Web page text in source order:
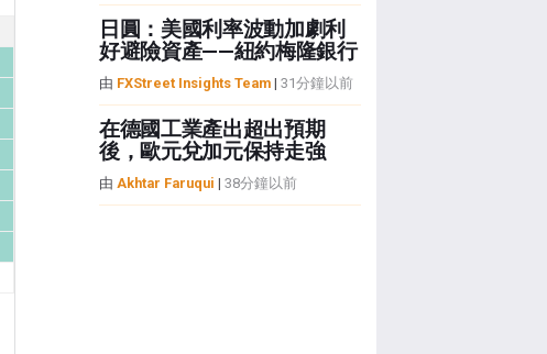
日圓：美國利率波動加劇利
好避險資產——紐約梅隆銀行
由 FXStreet Insights Team| 31分鐘以前
在德國工業產出超出預期
後，歐元兌加元保持走強
由 Akhtar Faruqui | 38分鐘以前